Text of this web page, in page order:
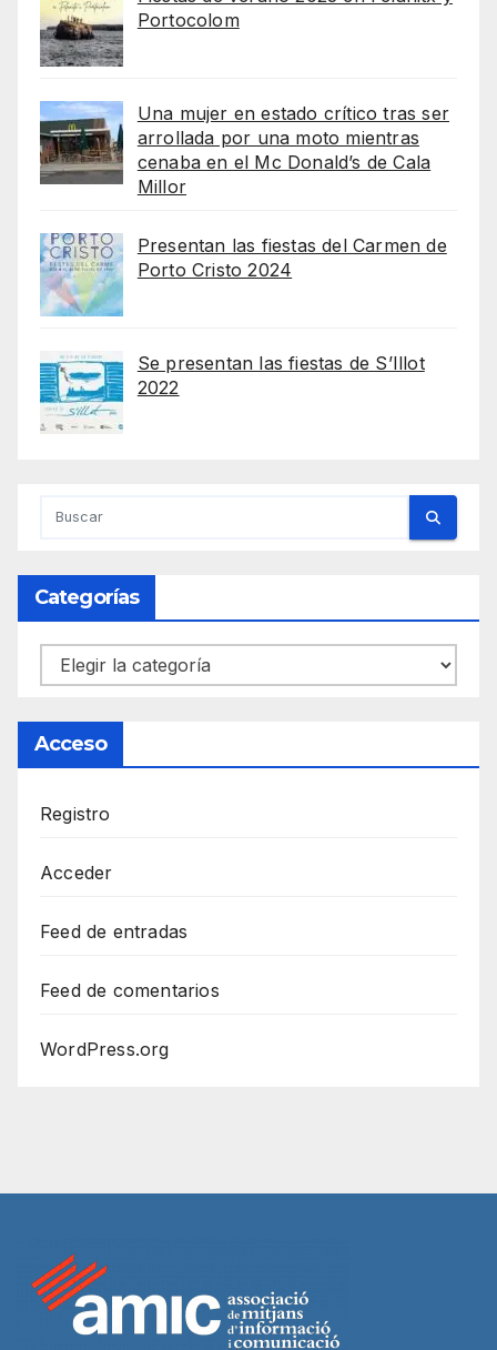
Portocolom
Una mujer en estado crítico tras ser
arrollada por una moto mientras
cenaba en el Mc Donald’s de Cala
Millor
Presentan las fiestas del Carmen de
Porto Cristo 2024
Se presentan las fiestas de S’Illot
2022
Categorías
Categorías
Acceso
Registro
Acceder
Feed de entradas
Feed de comentarios
WordPress.org